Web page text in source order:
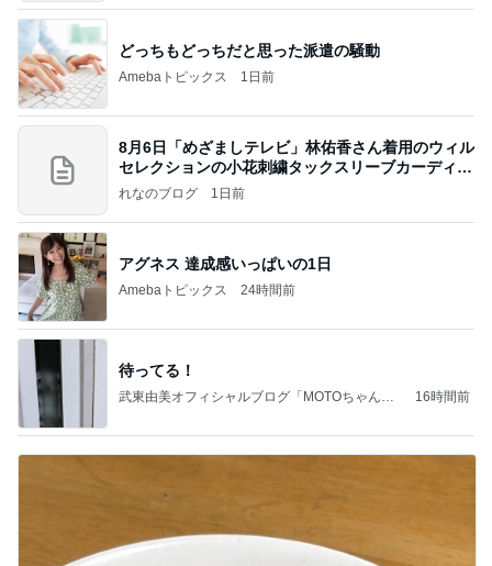
どっちもどっちだと思った派遣の騒動
Amebaトピックス 1日前
8月6日「めざましテレビ」林佑香さん着用のウィル
セレクションの小花刺繍タックスリーブカーディガ
ン
れなのブログ 1日前
アグネス 達成感いっぱいの1日
Amebaトピックス 24時間前
待ってる！
武東由美オフィシャルブログ「MOTOちゃんと
16時間前